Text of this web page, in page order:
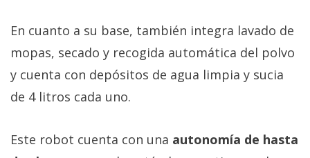
En cuanto a su base, también integra lavado de
mopas, secado y recogida automática del polvo
y cuenta con depósitos de agua limpia y sucia
de 4 litros cada uno.
Este robot cuenta con una autonomía de hasta